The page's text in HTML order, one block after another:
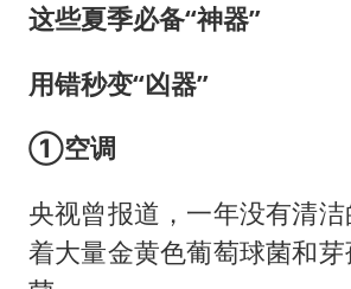
这些夏季必备“神器”
用错秒变“凶器”
①空调
央视曾报道，一年没有清
着大量金黄色葡萄球菌和